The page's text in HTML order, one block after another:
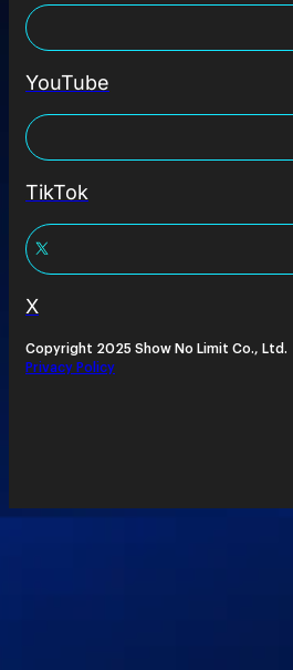
YouTube
TikTok
X
Copyright 2025 Show No Limit Co., Ltd.
Privacy Policy